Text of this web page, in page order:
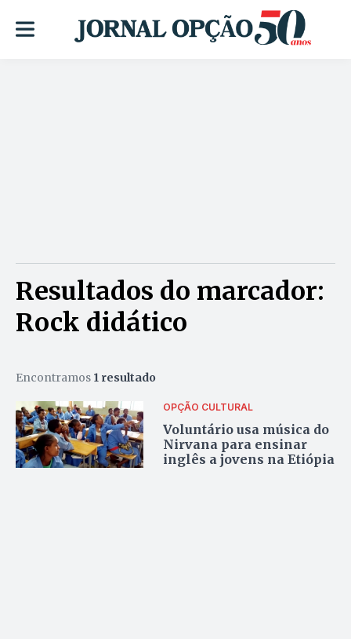
Resultados do marcador:
Rock didático
Encontramos 1 resultado
OPÇÃO CULTURAL
Voluntário usa música do
Nirvana para ensinar
inglês a jovens na Etiópia